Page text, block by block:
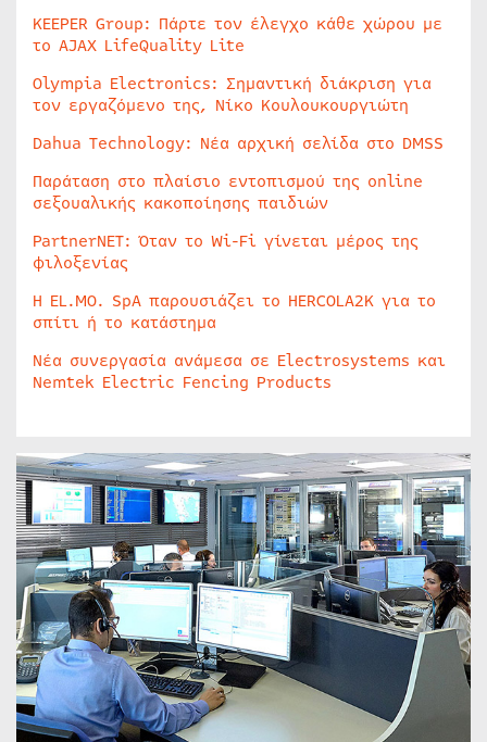
KEEPER Group: Πάρτε τον έλεγχο κάθε χώρου με
το AJAX LifeQuality Lite
Olympia Electronics: Σημαντική διάκριση για
τον εργαζόμενο της, Νίκο Κουλουκουργιώτη
Dahua Technology: Νέα αρχική σελίδα στο DMSS
Παράταση στο πλαίσιο εντοπισμού της online
σεξουαλικής κακοποίησης παιδιών
PartnerNET: Όταν το Wi-Fi γίνεται μέρος της
φιλοξενίας
Η EL.MO. SpA παρουσιάζει το HERCOLA2K για το
σπίτι ή το κατάστημα
Νέα συνεργασία ανάμεσα σε Electrosystems και
Nemtek Electric Fencing Products